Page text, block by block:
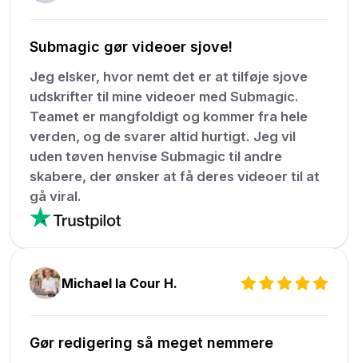
Submagic gør videoer sjove!
Jeg elsker, hvor nemt det er at tilføje sjove
udskrifter til mine videoer med Submagic.
Teamet er mangfoldigt og kommer fra hele
verden, og de svarer altid hurtigt. Jeg vil
uden tøven henvise Submagic til andre
skabere, der ønsker at få deres videoer til at
gå viral.
Michael la Cour H.
Gør redigering så meget nemmere